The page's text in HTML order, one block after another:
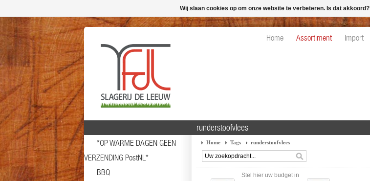
Home Assortiment Import
*OP WARME DAGEN GEEN
VERZENDING PostNL*
BBQ
runderstoofvlees
Home Tags runderstoofvlees
Stel hier uw budget in
Wij slaan cookies op om onze website te verbeteren. Is dat akkoord?